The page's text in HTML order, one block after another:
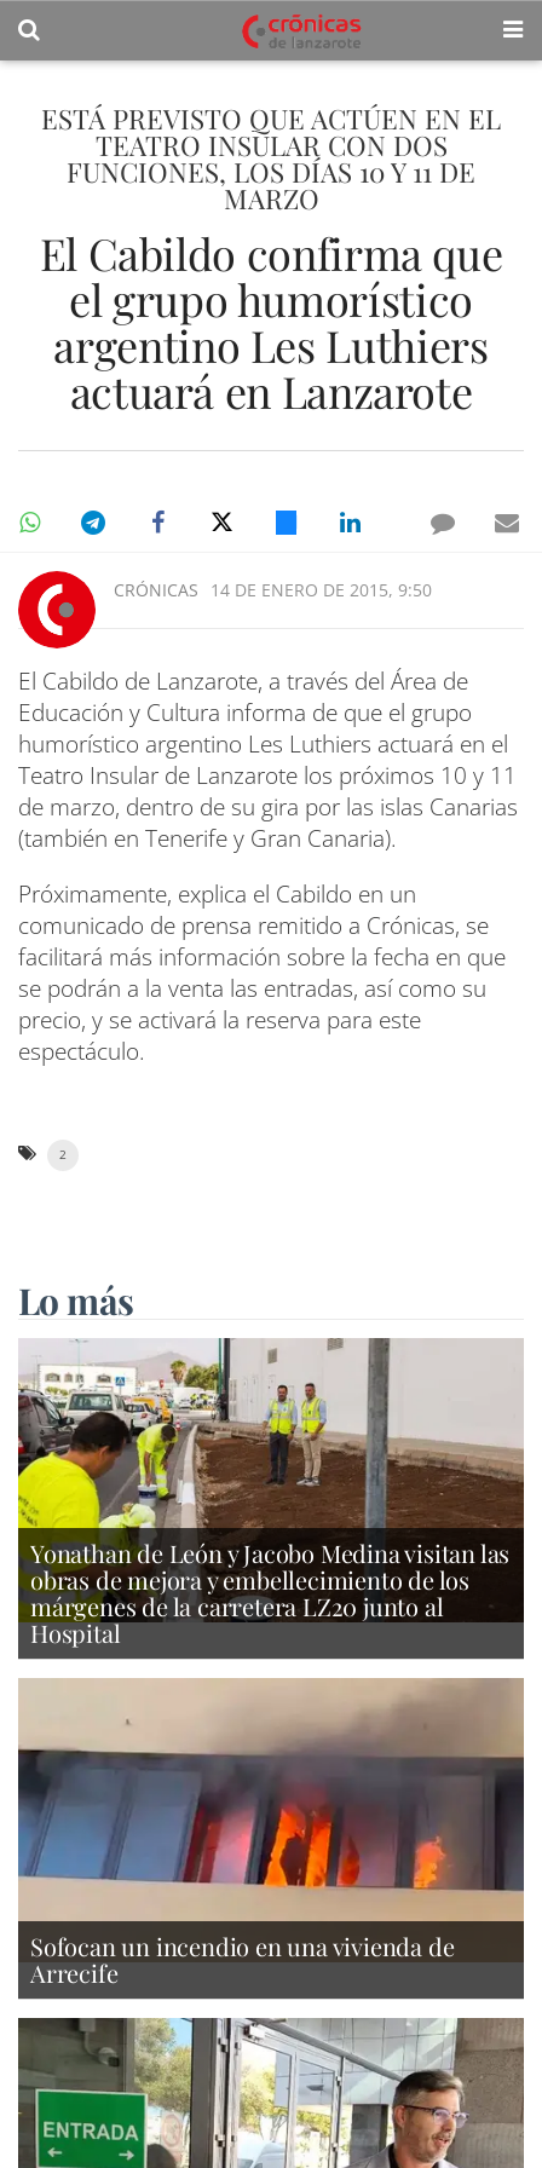
ESTÁ PREVISTO QUE ACTÚEN EN EL
TEATRO INSULAR CON DOS
FUNCIONES, LOS DÍAS 10 Y 11 DE
MARZO
El Cabildo confirma que
el grupo humorístico
argentino Les Luthiers
actuará en Lanzarote
CRÓNICAS 14 DE ENERO DE 2015, 9:50
El Cabildo de Lanzarote, a través del Área de
Educación y Cultura informa de que el grupo
humorístico argentino Les Luthiers actuará en el
Teatro Insular de Lanzarote los próximos 10 y 11
de marzo, dentro de su gira por las islas Canarias
(también en Tenerife y Gran Canaria).
Próximamente, explica el Cabildo en un
comunicado de prensa remitido a Crónicas, se
facilitará más información sobre la fecha en que
se podrán a la venta las entradas, así como su
precio, y se activará la reserva para este
espectáculo.
2
Lo más
Yonathan de León y Jacobo Medina visitan las
obras de mejora y embellecimiento de los
márgenes de la carretera LZ20 junto al
Hospital
Sofocan un incendio en una vivienda de
Arrecife